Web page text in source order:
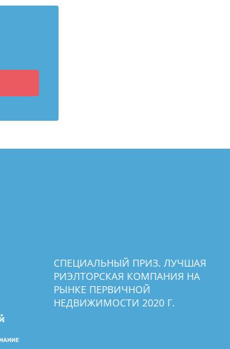
СПЕЦИАЛЬНЫЙ ПРИЗ. ЛУЧШАЯ
РИЭЛТОРСКАЯ КОМПАНИЯ НА
РЫНКЕ ПЕРВИЧНОЙ
НЕДВИЖИМОСТИ 2020 Г.